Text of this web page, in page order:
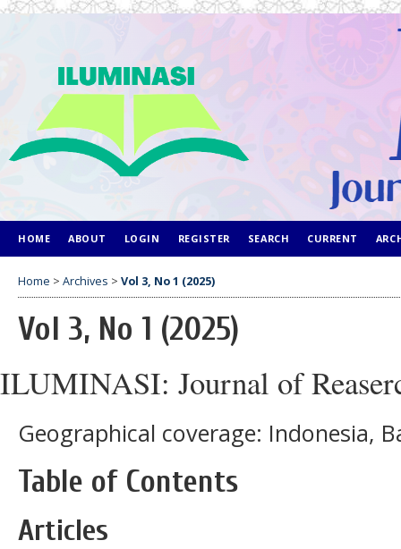
HOME ABOUT LOGIN REGISTER SEARCH CURRENT
Home > Archives > Vol 3, No 1 (2025)
Vol 3, No 1 (2025)
ILUMINASI: Journal of
Geographical coverage: Indonesia,
Table of Contents
Articles